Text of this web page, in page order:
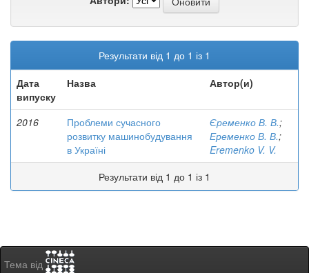
Результати від 1 до 1 із 1
Дата
випуску
Назва Автор(и)
2016
Проблеми сучасного
розвитку машинобудування
в Україні
Єременко В. В.;
Еременко В. В.;
Eremenko V. V.
Результати від 1 до 1 із 1
Тема від